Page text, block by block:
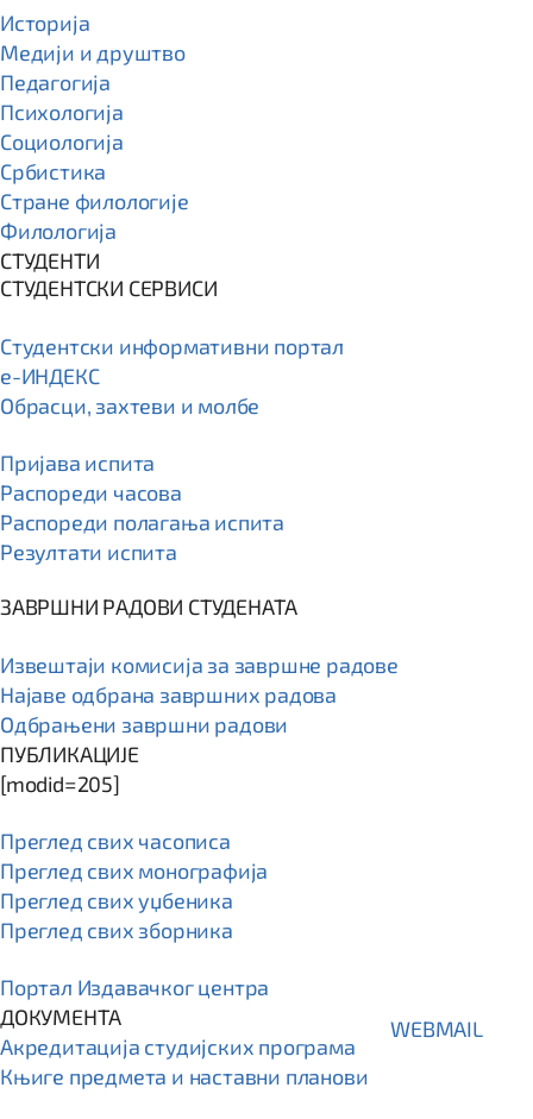
Историја
Медији и друштво
Педагогија
Психологија
Социологија
Србистика
Стране филологије
Филологија
СТУДЕНТИ
СТУДЕНТСКИ СЕРВИСИ
Студентски информативни портал
e-ИНДЕКС
Обрасци, захтеви и молбе
Пријава испита
Распореди часова
Распореди полагања испита
Резултати испита
ЗАВРШНИ РАДОВИ СТУДЕНАТА
Извештаји комисија за завршне радове
Најаве одбрана завршних радова
Одбрањени завршни радови
ПУБЛИКАЦИЈЕ
[modid=205]
Преглед свих часописа
Преглед свих монографија
Преглед свих уџбеника
Преглед свих зборника
Портал Издавачког центра
ДОКУМЕНТА
Акредитација студијских програма
Књиге предмета и наставни планови
WEBMAIL